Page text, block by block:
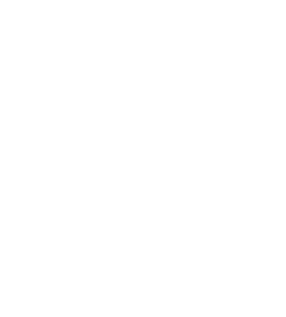
utifrån ambition och
följer upp. Cecilia Almér,